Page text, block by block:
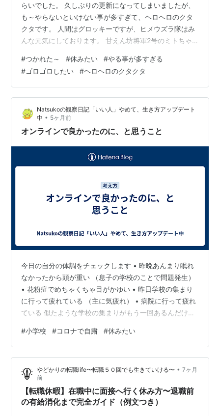
らいでした。 久しぶりの更新になってしまいましたが、
も～やらないといけない事が多すぎて、ヘロヘロのクタ
クタです。 人間はグロッキーですが、ヒメウズラ隊はみ
んな元気にしております。 甘えん坊将軍2号のミトちゃ
って同僚が一人辞めてしまい他のメンバーで穴埋め中で
すが、いっこうに人員補充されずで現在週休1日、日曜日
だけが心身のオアシス（1日休めるだけまだ良いのかもで
すが）に...と言いたいところですが、家でもやる事満載
な時期に丁度かぶったもんで、も～ヘロヘロのクタクタ
です。 ミト『ムフ～♪ やっぱりナ…
#つかれた～ #休みたい #やる事が多すぎる
#ゴロゴロしたい #ヘロヘロのクタクタ
Natsukoの観察日記「いい人」やめて、生き方アップデート
中 • 5ヶ月前
オンラインで良かったのに、と思うこと
今日の自分の体調をチェックします • 昨晩あんまり眠れ
なかったから頭が重い （息子の学校のことで問題発生）
• 花粉症でめちゃくちゃ目がかゆい • 昨日学校の集まり
に行って疲れている （主に気疲れ） • 病院に行って疲れ
ている 似たような学校の集まりがもう一回あるんだけ
集まり、コロナのときはオンラインになったりと便利に
なったじゃん なんでまた戻すの？ オンラインも有りでい
いじゃん 集まりたいやつだけ集まればいいじゃん 共働き
も多いんだし みんな大変でしょ？ 学校もその方が楽なん
じゃない？ インフルもとんでもなく流行ってるんだから
集めんな…
#小学校 #コロナで自粛 #休みたい
やどかりの転職life〜転職５０回でも生きていける〜 • 7ヶ月
前
【転職休暇】在職中に面接へ行く休み方〜退職前
の有給消化まで完全ガイド（例文つき）